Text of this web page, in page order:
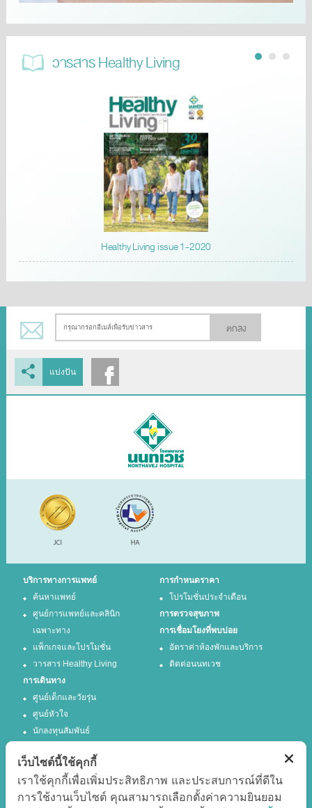
วารสาร Healthy Living
Healthy Living issue 1-2020
ตกลง
แบ่งปัน
บริการทางการแพทย์
ค้นหาแพทย์
ศูนย์การแพทย์และคลินิก
เฉพาะทาง
แพ็กเกจและโปรโมชั่น
วารสาร Healthy Living
การกำหนดราคา
โปรโมชั่นประจำเดือน
การตรวจสุขภาพ
การเชื่อมโยงที่พบบ่อย
อัตราค่าห้องพักและบริการ
ติดต่อนนทเวช
การเดินทาง
ศูนย์เด็กและวัยรุ่น
ศูนย์หัวใจ
นักลงทุนสัมพันธ์
Facebook Twitter
เว็บไซต์นี้ใช้คุกกี้
เราใช้คุกกี้เพื่อเพิ่มประสิทธิภาพ และประสบการณ์ที่ดีใน
การใช้งานเว็บไซต์ คุณสามารถเลือกตั้งค่าความยินยอม